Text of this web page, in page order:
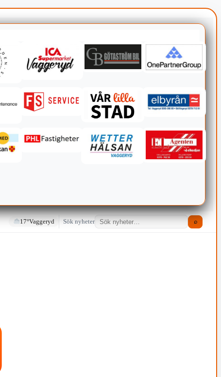
17°Vaggeryd Sök nyheter ⌕